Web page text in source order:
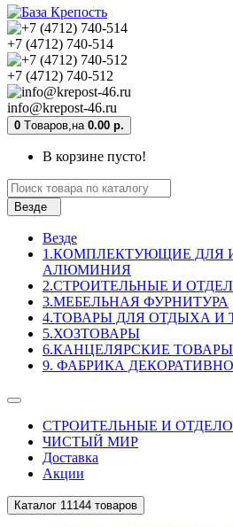
+7 (4712) 740-514
+7 (4712) 740-512
info@krepost-46.ru
0 Tоваров, на 0.00 р.
В корзине пусто!
Везде
Везде
1.КОМПЛЕКТУЮЩИЕ ДЛЯ
АЛЮМИНИЯ
2.СТРОИТЕЛЬНЫЕ И
3.МЕБЕЛЬНАЯ ФУРНИТУРА
4.ТОВАРЫ ДЛЯ ОТДЫХА И
5.ХОЗТОВАРЫ
6.КАНЦЕЛЯРСКИЕ ТОВАРЫ
9. ФАБРИКА
СТРОИТЕЛЬНЫЕ И
ЧИСТЫЙ МИР
Доставка
Акции
Каталог 11144 товаров